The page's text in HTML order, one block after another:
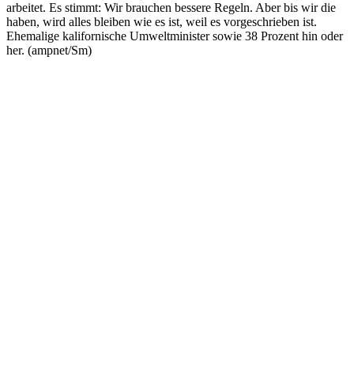
arbeitet. Es stimmt: Wir brauchen bessere Regeln. Aber bis wir die
haben, wird alles bleiben wie es ist, weil es vorgeschrieben ist.
Ehemalige kalifornische Umweltminister sowie 38 Prozent hin oder
her. (ampnet/Sm)